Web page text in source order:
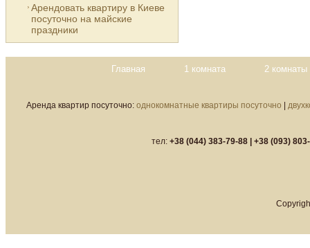
Арендовать квартиру в Киеве
посуточно на майские
праздники
Главная 1 комната 2 комнаты
Аренда квартир посуточно: однокомнатные квартиры посуточно
тел: +38 (044) 383-79-88 | +38 (093)